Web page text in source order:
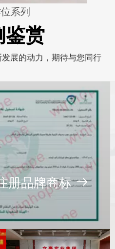
系列
鉴赏
展的动力，期待与您同行
册品牌商标